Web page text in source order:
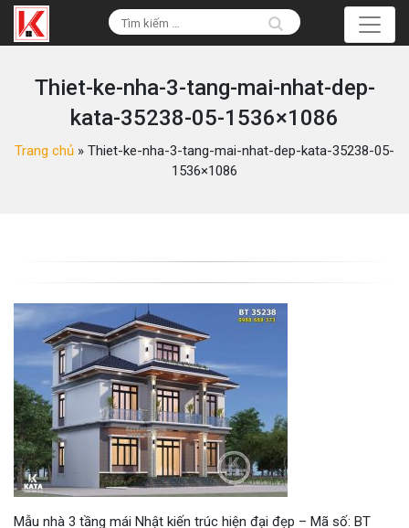
Thiet-ke-nha-3-tang-mai-nhat-dep-
kata-35238-05-1536×1086
Trang chủ » Thiet-ke-nha-3-tang-mai-nhat-dep-kata-35238-05-
1536×1086
Mẫu nhà 3 tầng mái Nhật kiến trúc hiện đại đẹp – Mã số: BT